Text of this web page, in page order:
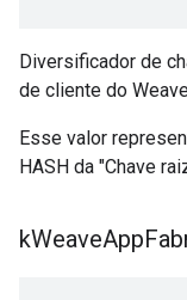
Diversificador de
de cliente do
Esse valor
HASH da "Chave
kWeaveApp